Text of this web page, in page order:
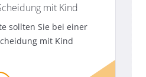
mit Kind
sollten Sie bei einer
mit Kind